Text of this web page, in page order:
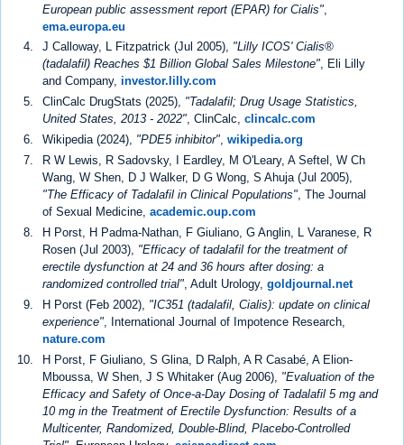
European public assessment report (EPAR) for Cialis"
ema.europa.eu
J Calloway, L Fitzpatrick (Jul 2005), "Lilly ICOS' Cialis®
(tadalafil) Reaches $1 Billion Global Sales Milestone", Eli Lilly
and Company, investor.lilly.com
ClinCalc DrugStats (2025), "Tadalafil; Drug Usage Statistics,
United States, 2013 - 2022", ClinCalc, clincalc.com
Wikipedia (2024), "PDE5 inhibitor", wikipedia.org
R W Lewis, R Sadovsky, I Eardley, M O'Leary, A Seftel, W Ch
Wang, W Shen, D J Walker, D G Wong, S Ahuja (Jul 2005),
"The Efficacy of Tadalafil in Clinical Populations", The Journal
of Sexual Medicine, academic.oup.com
H Porst, H Padma-Nathan, F Giuliano, G Anglin, L Varanese, R
Rosen (Jul 2003), "Efficacy of tadalafil for the treatment of
erectile dysfunction at 24 and 36 hours after dosing: a
randomized controlled trial" , Adult Urology, goldjournal.net
H Porst (Feb 2002), "IC351 (tadalafil, Cialis): update on clinical
experience" , International Journal of Impotence Research,
nature.com
H Porst, F Giuliano, S Glina, D Ralph, A R Casabé, A Elion-
Mboussa, W Shen, J S Whitaker (Aug 2006), "Evaluation of the
Efficacy and Safety of Once-a-Day Dosing of Tadalafil 5 mg and
10 mg in the Treatment of Erectile Dysfunction: Results of a
Multicenter, Randomized, Double-Blind, Placebo-Controlled